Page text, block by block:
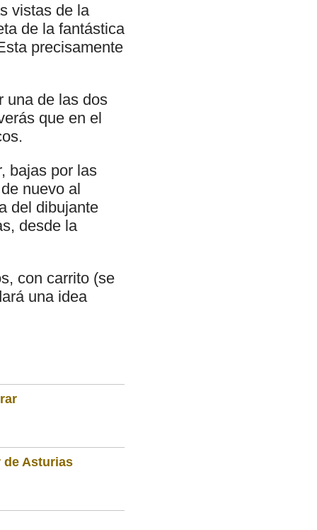
vistas de la
de la fantástica
precisamente
una de las dos
que en el
bajas por las
nuevo al
del dibujante
desde la
con carrito (se
una idea
de Asturias